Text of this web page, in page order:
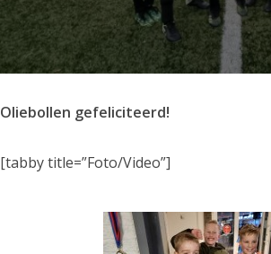
Oliebollen gefeliciteerd!
[tabby title=”Foto/Video”]